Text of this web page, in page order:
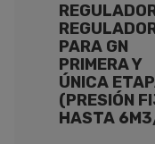
PARA GN
PRIMERA Y
ÚNICA
(PRESIÓN
HASTA